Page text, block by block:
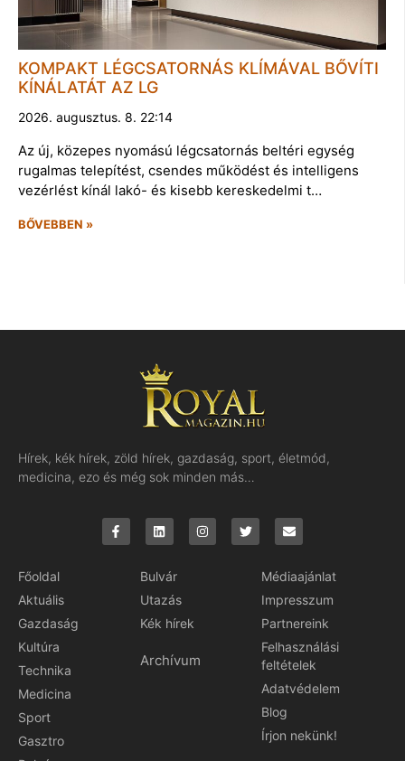
KOMPAKT LÉGCSATORNÁS KLÍMÁVAL BŐVÍTI
KÍNÁLATÁT AZ LG
2026. augusztus. 8. 22:14
Az új, közepes nyomású légcsatornás beltéri egység
rugalmas telepítést, csendes működést és intelligens
vezérlést kínál lakó- és kisebb kereskedelmi t…
BŐVEBBEN »
Hírek, kék hírek, zöld hírek, gazdaság, sport, életmód,
medicina, ezo és még sok minden más…
Főoldal
Aktuális
Gazdaság
Kultúra
Technika
Medicina
Sport
Gasztro
Bulvár
Utazás
Kék hírek
Archívum
Médiaajánlat
Impresszum
Partnereink
Felhasználási
feltételek
Adatvédelem
Blog
Írjon nekünk!